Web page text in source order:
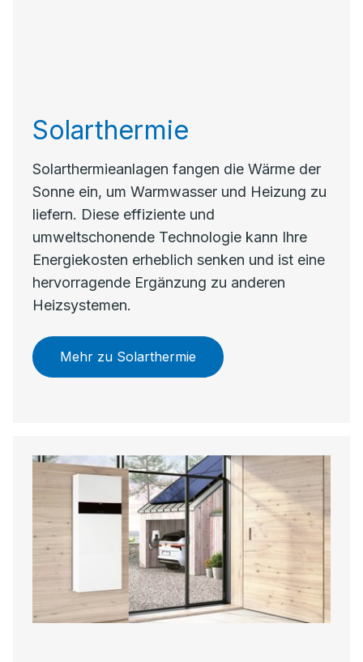
Solarthermie
Solarthermieanlagen fangen die Wärme der
Sonne ein, um Warmwasser und Heizung zu
liefern. Diese effiziente und
umweltschonende Technologie kann Ihre
Energiekosten erheblich senken und ist eine
hervorragende Ergänzung zu anderen
Heizsystemen.
Mehr zu Solarthermie